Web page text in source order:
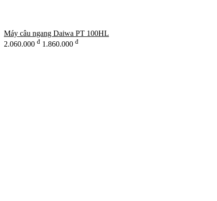
Máy câu ngang Daiwa PT 100HL
2.060.000 đ 1.860.000 đ